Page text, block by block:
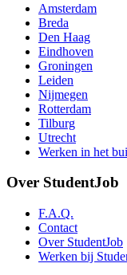
Amsterdam
Breda
Den Haag
Eindhoven
Groningen
Leiden
Nijmegen
Rotterdam
Tilburg
Utrecht
Werken in het
Over StudentJob
F.A.Q.
Contact
Over StudentJob
Werken bij